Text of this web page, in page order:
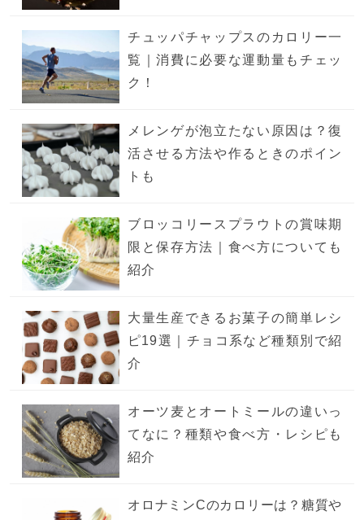
チュッパチャップスのカロリー一
覧｜消費に必要な運動量もチェッ
ク！
メレンゲが泡立たない原因は？復
活させる方法や作るときのポイン
トも
ブロッコリースプラウトの賞味期
限と保存方法｜食べ方についても
紹介
大量生産できるお菓子の簡単レシ
ピ19選｜チョコ系など種類別で紹
介
オーツ麦とオートミールの違いっ
てなに？種類や食べ方・レシピも
紹介
オロナミンCのカロリーは？糖質や